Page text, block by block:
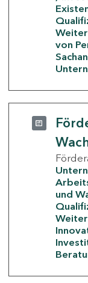
von
und